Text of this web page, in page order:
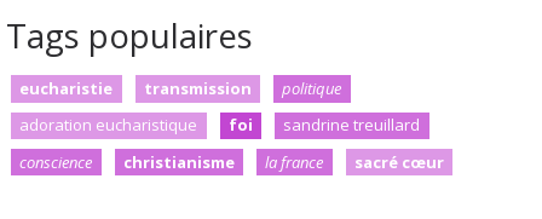
Tags populaires
eucharistie transmission
politique
adoration eucharistique
foi
sandrine treuillard
conscience
christianisme la france sacré cœur